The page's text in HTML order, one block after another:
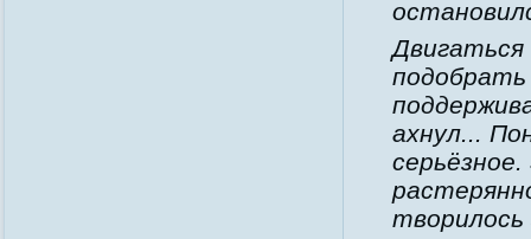
подобрать
ахнул...
творилось